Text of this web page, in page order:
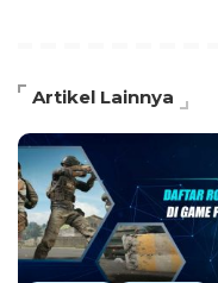
Artikel Lainnya